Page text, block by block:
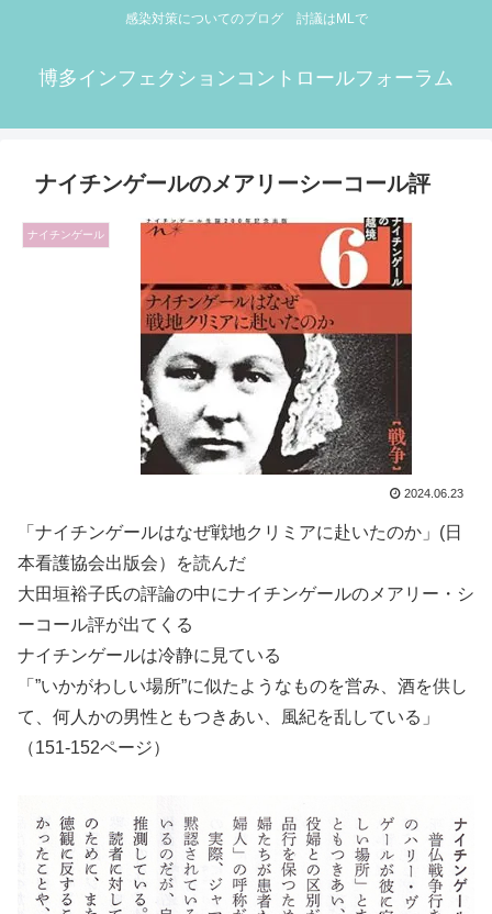
感染対策についてのブログ 討議はMLで
博多インフェクションコントロールフォーラム
ナイチンゲールのメアリーシーコール評
ナイチンゲール
2024.06.23
「ナイチンゲールはなぜ戦地クリミアに赴いたのか」(日
本看護協会出版会）を読んだ
大田垣裕子氏の評論の中にナイチンゲールのメアリー・シ
ーコール評が出てくる
ナイチンゲールは冷静に見ている
「”いかがわしい場所”に似たようなものを営み、酒を供し
て、何人かの男性ともつきあい、風紀を乱している」
（151-152ページ）